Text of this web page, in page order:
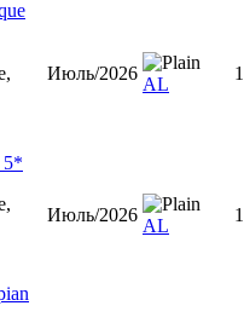
Июль/2026
AL
1
5*
Июль/2026
AL
1